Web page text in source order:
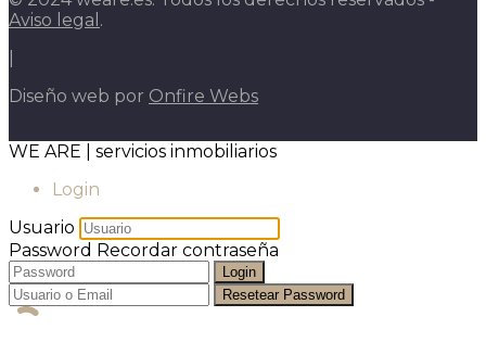
Aviso legal .
Diseño web por Onfire Webs
WE ARE | servicios inmobiliarios
Login
Usuario
Password Recordar contraseña
Login
Resetear Password